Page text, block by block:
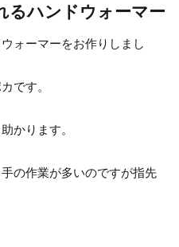
るハンドウォーマー
ォーマーをお作りしまし
です。
かります。
の作業が多いのですが指先